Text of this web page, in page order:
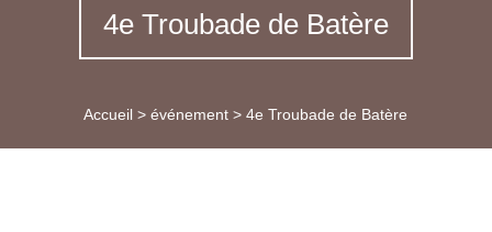
4e Troubade de Batère
Accueil >événement >4e Troubade de Batère